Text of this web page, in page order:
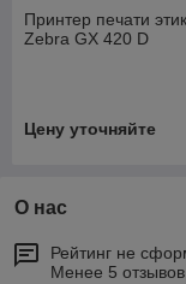
Принтер печати
Zebra GX 420 D
Цену уточняйте
О нас
Рейтинг не
Менее 5